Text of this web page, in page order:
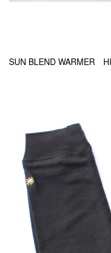
SUN BLEND WARMER